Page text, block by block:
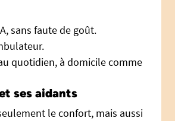
sans faute de goût.
quotidien, à domicile comme
ses aidants
le confort, mais aussi